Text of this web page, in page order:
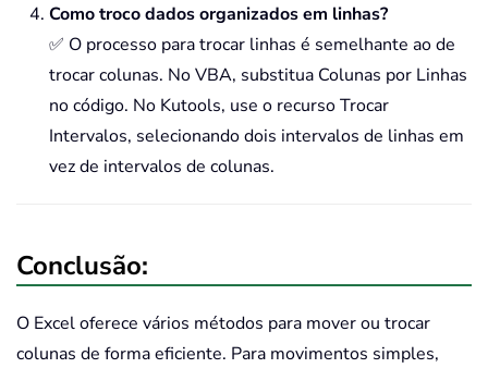
Como troco dados organizados em linhas?
✅ O processo para trocar linhas é semelhante ao de
trocar colunas. No VBA, substitua Colunas por Linhas
no código. No Kutools, use o recurso Trocar
Intervalos, selecionando dois intervalos de linhas em
vez de intervalos de colunas.
Conclusão:
O Excel oferece vários métodos para mover ou trocar
colunas de forma eficiente. Para movimentos simples,